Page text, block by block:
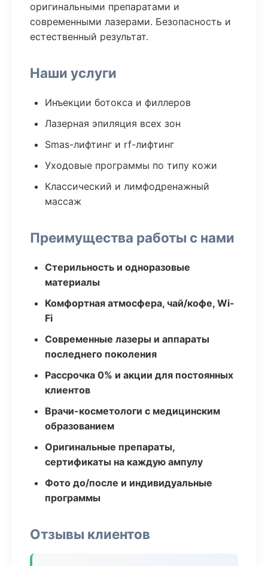
оригинальными препаратами и
современными лазерами. Безопасность и
естественный результат.
Наши услуги
Инъекции ботокса и филлеров
Лазерная эпиляция всех зон
Smas-лифтинг и rf-лифтинг
Уходовые программы по типу кожи
Классический и лимфодренажный
массаж
Преимущества работы с нами
Стерильность и одноразовые
материалы
Комфортная атмосфера, чай/кофе, Wi-
Fi
Современные лазеры и аппараты
последнего поколения
Рассрочка 0% и акции для постоянных
клиентов
Врачи-косметологи с медицинским
образованием
Оригинальные препараты,
сертификаты на каждую ампулу
Фото до/после и индивидуальные
программы
Отзывы клиентов